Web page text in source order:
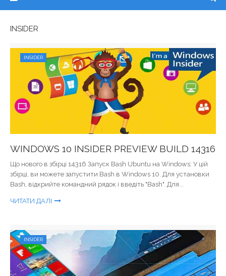
INSIDER
INSIDER
WINDOWS 10 INSIDER PREVIEW BUILD 14316
Що нового в збірці 14316 Запуск Bash Ubuntu на Windows: У цій
збірці, ви можете запустити Bash в Windows 10. Для установки
Bash, відкрийте командний рядок і введіть "Bash". Для...
ЧИТАТИ ДАЛІ
INSIDER